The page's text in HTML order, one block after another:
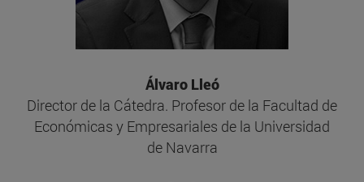
Álvaro Lleó
Director de la Cátedra. Profesor de la Facultad de
Económicas y Empresariales de la Universidad
de Navarra